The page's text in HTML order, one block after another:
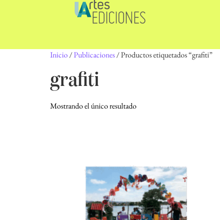
Inicio/Publicaciones/ Productos etiquetados “grafiti”
grafiti
Mostrando el único resultado